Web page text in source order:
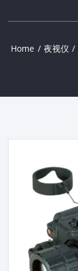
Home / 夜视仪 /